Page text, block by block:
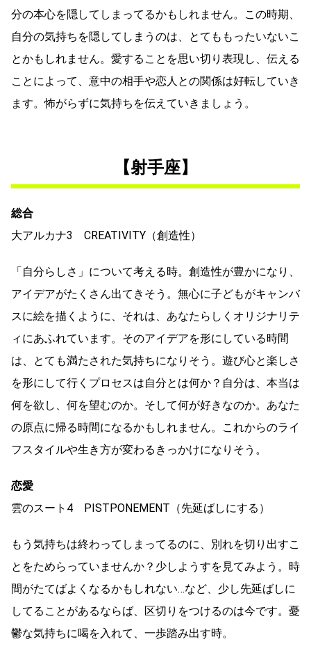
分の本心を隠してしまってるかもしれません。この時期、
自分の気持ちを隠してしまうのは、とてももったいないこ
とかもしれません。愛することを思い切り表現し、伝える
ことによって、意中の相手や恋人との関係は好転していき
ます。怖がらずに気持ちを伝えていきましょう。
【射手座】
総合
大アルカナ3 CREATIVITY（創造性）
「自分らしさ」について考える時。創造性が豊かになり、
アイデアがたくさん出てきそう。無心に子どもがキャンバ
スに絵を描くように、それは、あなたらしくオリジナリテ
ィにあふれています。そのアイデアを形にしている時間
は、とても満たされた気持ちになりそう。遊び心と楽しさ
を形にして行くプロセスは自分とは何か？自分は、本当は
何を欲し、何を望むのか。そして何が好きなのか。あなた
の原点に帰る時間になるかもしれません。これからのライ
フスタイルや生き方が変わるきっかけになりそう。
恋愛
雲のスート4 PISTPONEMENT（先延ばしにする）
もう気持ちは終わってしまってるのに、別れを切り出すこ
とをためらっていませんか？少しようすを見てみよう。時
間がたてばよくなるかもしれない…など、少し先延ばしに
してることがあるならば、区切りをつけるのは今です。憂
鬱な気持ちに喝を入れて、一歩踏み出す時。